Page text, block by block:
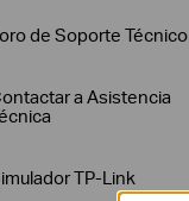
de Soporte Técnico
a Asistencia
TP-Link